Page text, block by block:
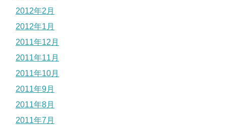
2012年2月
2012年1月
2011年12月
2011年11月
2011年10月
2011年9月
2011年8月
2011年7月